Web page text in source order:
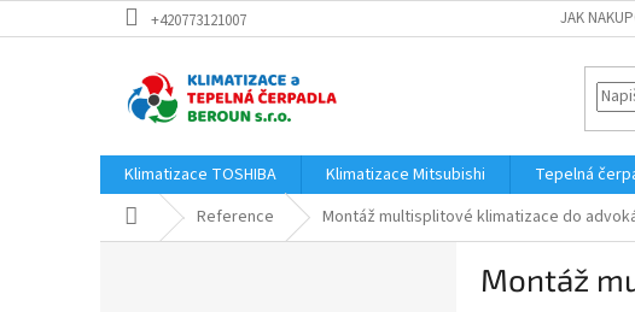
na
+420773121007 JAK
Klimatizace TOSHIBA Klimatizace Mitsubishi Tepelná
Domů Reference Montáž multisplitové klimatizace do
Montáž